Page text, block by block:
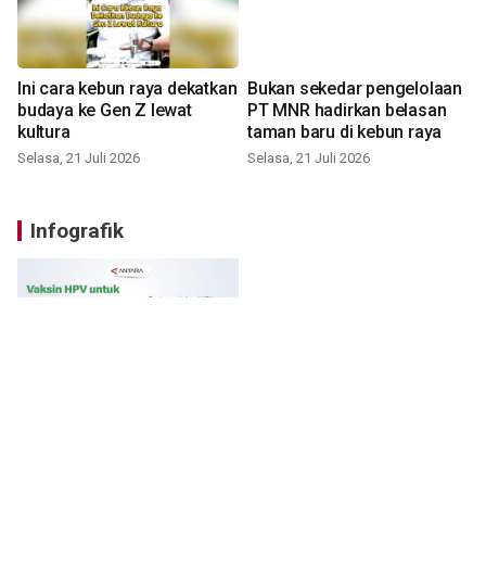
Ini cara kebun raya dekatkan
budaya ke Gen Z lewat
kultura
Selasa, 21 Juli 2026
Bukan sekedar pengelolaan
PT MNR hadirkan belasan
taman baru di kebun raya
Selasa, 21 Juli 2026
Infografik